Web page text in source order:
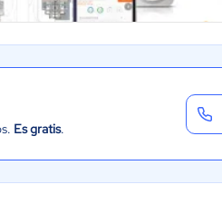
Es gratis.